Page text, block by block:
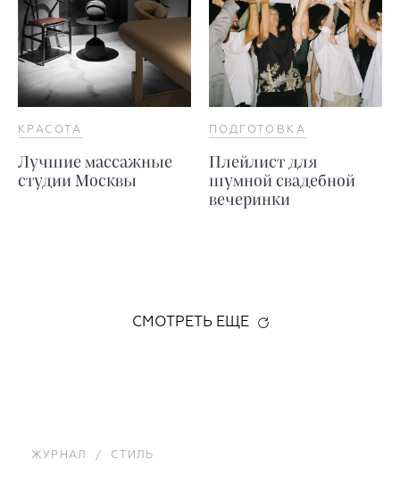
КРАСОТА
Лучшие массажные
студии Москвы
ПОДГОТОВКА
Плейлист для
шумной свадебной
вечеринки
СМОТРЕТЬ ЕЩЕ
ЖУРНАЛ / СТИЛЬ